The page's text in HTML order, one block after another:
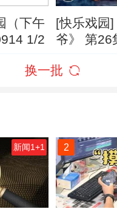
（下午
1/2
[快乐戏园
爷》 第26
换一批
新闻1+1 2